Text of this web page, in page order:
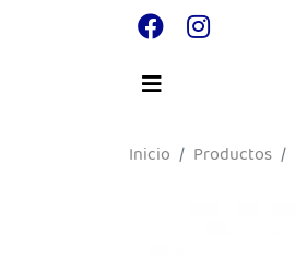
Inicio Productos